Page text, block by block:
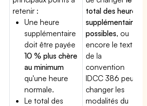
retenir :
Une heure
supplémentaire
doit être payée
10 % plus chère
au minimum
qu'une heure
normale.
Le total des
total des heures
supplémentaires
possibles, ou
encore le texte
de la
convention
IDCC 386 peut
changer les
modalités du